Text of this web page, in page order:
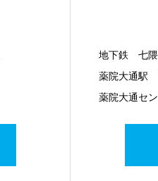
地下鉄 七
薬院大通駅
薬院大通セ